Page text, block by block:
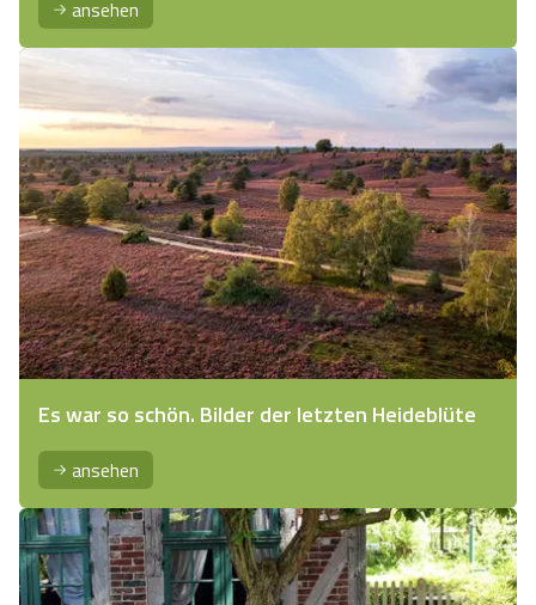
ansehen
Es war so schön. Bilder der letzten Heideblüte
ansehen